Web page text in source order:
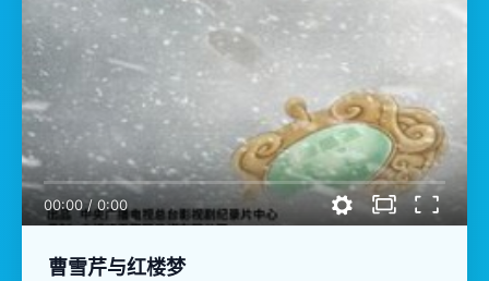
00:00/0:00
曹雪芹与红楼梦